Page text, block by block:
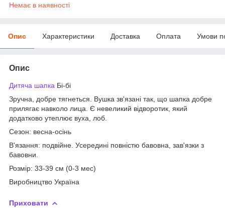
Немає в наявності
Опис Характеристики Доставка Оплата Умови
Опис
Дитяча шапка Бі-бі
Зручна, добре тягнеться. Вушка зв'язані так, що шапка добре
прилягає навколо лица. Є невеликий відворотик, який
додатково утеплює вуха, лоб.
Сезон: весна-осінь
В'язання: подвійне. Усередині повністю бавовна, зав'язки з
бавовни.
Розмір: 33-39 см (0-3 мес)
Виробництво Україна
Приховати